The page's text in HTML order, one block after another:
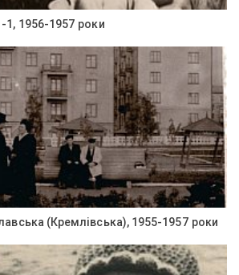
1, 1956-1957 роки
(Кремлівська), 1955-1957 роки